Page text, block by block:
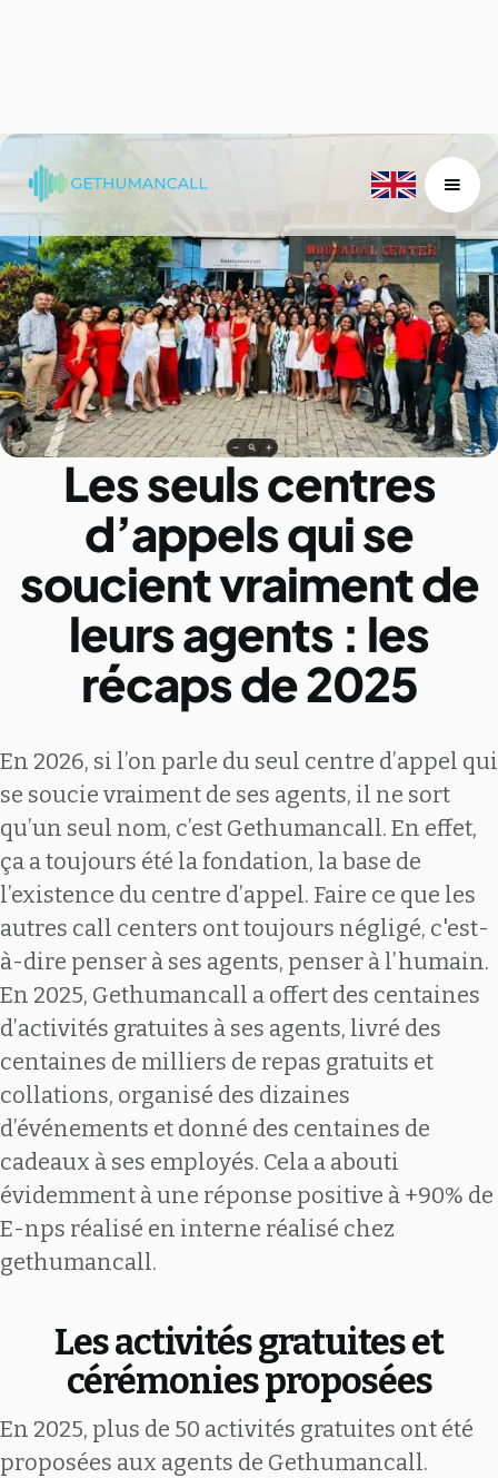
Les seuls centres
d’appels qui se
soucient vraiment de
leurs agents : les
récaps de 2025
En 2026, si l’on parle du seul centre d’appel qui
se soucie vraiment de ses agents, il ne sort
qu’un seul nom, c’est Gethumancall. En effet,
ça a toujours été la fondation, la base de
l’existence du centre d’appel. Faire ce que les
autres call centers ont toujours négligé, c'est-
à-dire penser à ses agents, penser à l’humain.
En 2025, Gethumancall a offert des centaines
d’activités gratuites à ses agents, livré des
centaines de milliers de repas gratuits et
collations, organisé des dizaines
d’événements et donné des centaines de
cadeaux à ses employés. Cela a abouti
évidemment à une réponse positive à +90% de
E-nps réalisé en interne réalisé chez
gethumancall.
Les activités gratuites et
cérémonies proposées
En 2025, plus de 50 activités gratuites ont été
proposées aux agents de Gethumancall.